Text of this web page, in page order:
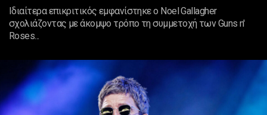
Ιδιαίτερα επικριτικός εμφανίστηκε ο Noel Gallagher
σχολιάζοντας με άκομψο τρόπο τη συμμετοχή των Guns n'
Roses...